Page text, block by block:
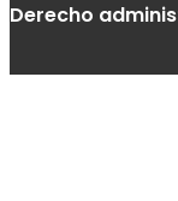
Derecho